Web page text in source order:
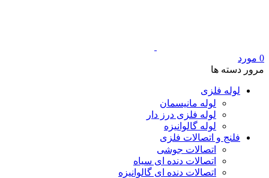
0 مورد
مرور دسته ها
لوله فلزی
لوله مانیسمان
لوله فلزی درز دار
لوله گالوانیزه
فلنج و اتصالات فلزی
اتصالات جوشی
اتصالات دنده ای سیاه
اتصالات دنده ای گالوانیزه